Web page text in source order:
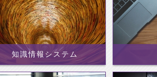
知識情報システム